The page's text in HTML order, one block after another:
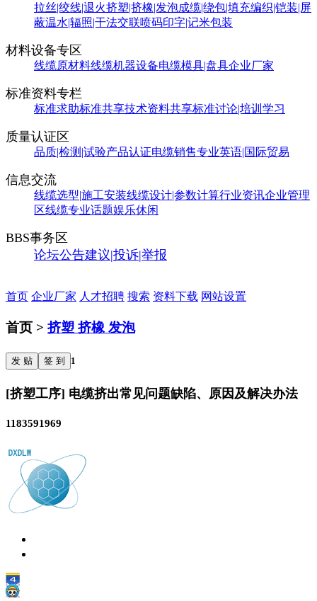
拉丝|绞线|退火挤塑|挤橡|发泡成缆|绕包|填充编织|铠装|屏
蔽温水|辐照|干法交联喷码印字|记米包装
材料设备专区
线缆原材料线缆机器设备电缆模具|盘具企业厂家
标准资料专栏
标准求助标准共享技术资料共享标准讨论|培训学习
质量认证区
品质|检测|试验产品认证电缆销售专业英语|国际贸易
信息交流
线缆选型|施工安装线缆设计|参数计算行业资讯企业管理
区线缆专业话题娱乐休闲
BBS事务区
论坛公告建议|投诉|举报
首页 企业厂家 人才招聘 搜索 资料下载 网站设置
首页 > 挤塑 挤橡 发泡
发 贴 签 到 1
[挤塑工序] 电缆挤出常见问题缺陷、原因及解决办法
1183591969